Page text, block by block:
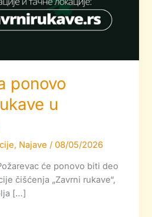
ponovo
u
, Najave /08/05/2026
će ponovo biti deo
čišćenja „Zavrni rukave“,
[…]